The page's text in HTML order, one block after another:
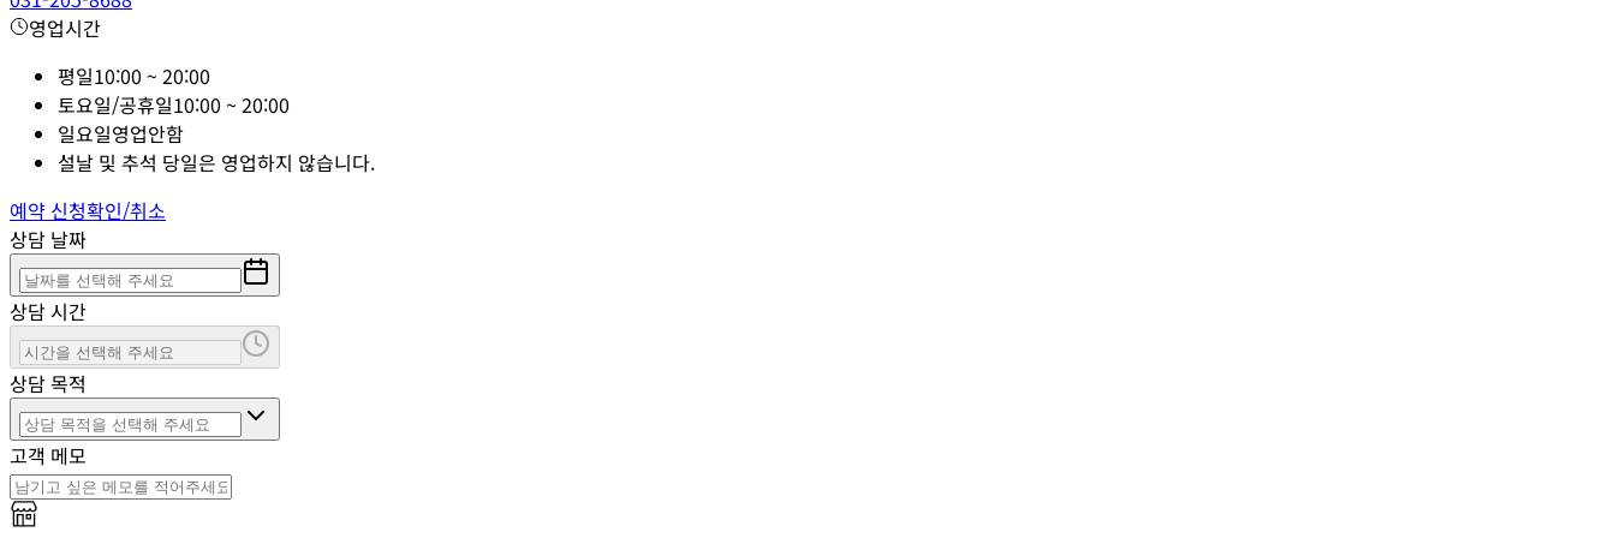
영업시간
평일10:00 ~ 20:00
토요일/공휴일10:00 ~ 20:00
일요일영업안함
설날 및 추석 당일은 영업하지 않습니다.
예약 신청확인/취소
상담 날짜
상담 시간
상담 목적
고객 메모